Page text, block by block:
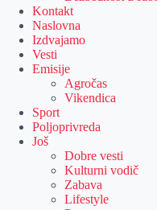
Kontakt
Naslovna
Izdvajamo
Vesti
Emisije
Agročas
Vikendica
Sport
Poljoprivreda
Još
Dobre vesti
Kulturni vodič
Zabava
Lifestyle